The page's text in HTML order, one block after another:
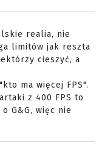
realia, nie
limitów jak reszta
cieszyć, a
ma więcej FPS".
z 400 FPS to
G&G, więc nie